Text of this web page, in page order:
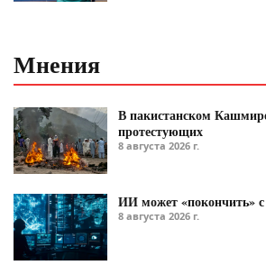
Мнения
В пакистанском
протестующих
8 августа 2026 г.
ИИ может «покончить» с
8 августа 2026 г.